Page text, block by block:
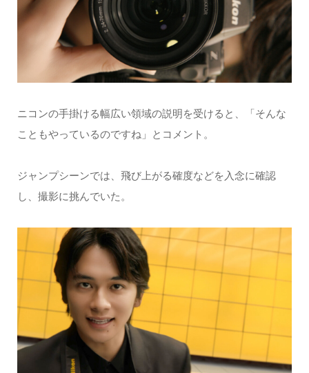
ニコンの手掛ける幅広い領域の説明を受けると、「そんな
こともやっているのですね」とコメント。
ジャンプシーンでは、飛び上がる確度などを入念に確認
し、撮影に挑んでいた。